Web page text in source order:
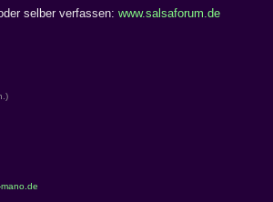
selber verfassen: www.salsaforum.de